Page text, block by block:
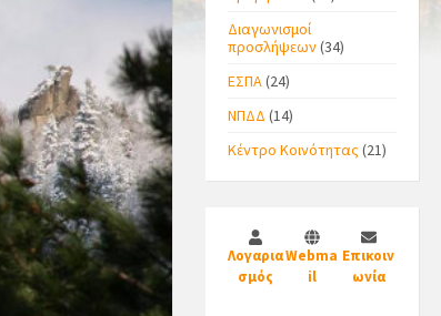
Διαγωνισμοί
προσλήψεων(34)
ΕΣΠΑ(24)
ΝΠΔΔ (14)
Κέντρο Κοινότητας(21)
Λογαρια
σμός
Webma
il
Επικοιν
ωνία